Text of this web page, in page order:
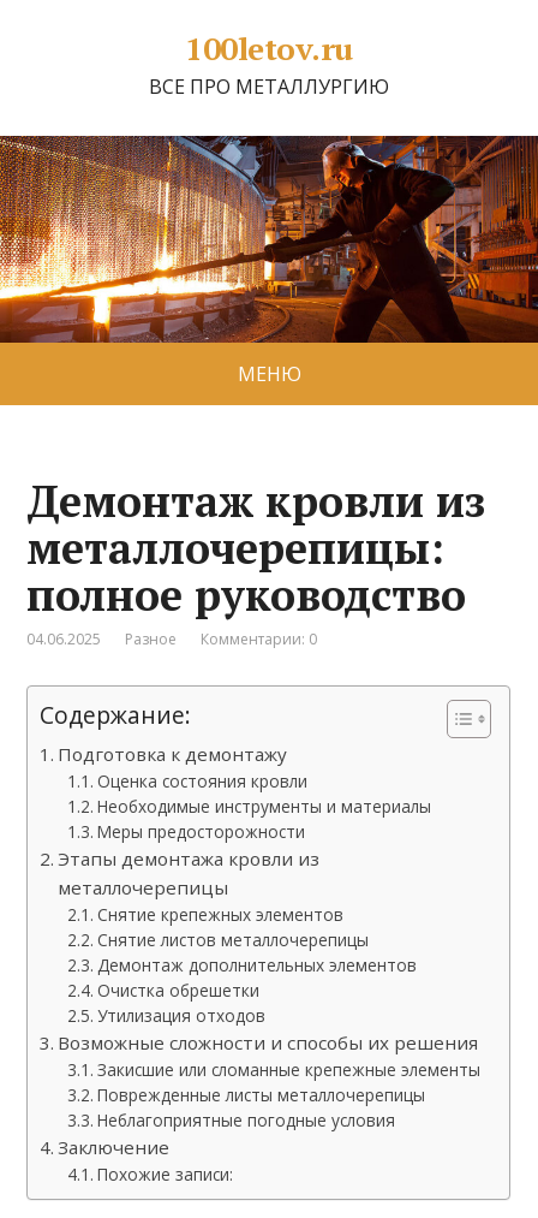
100letov.ru
ВСЕ ПРО МЕТАЛЛУРГИЮ
МЕНЮ
Демонтаж кровли из
металлочерепицы:
полное руководство
04.06.2025 Разное Комментарии: 0
Содержание:
Подготовка к демонтажу
Оценка состояния кровли
Необходимые инструменты и материалы
Меры предосторожности
Этапы демонтажа кровли из
металлочерепицы
Снятие крепежных элементов
Снятие листов металлочерепицы
Демонтаж дополнительных элементов
Очистка обрешетки
Утилизация отходов
Возможные сложности и способы их решения
Закисшие или сломанные крепежные элементы
Поврежденные листы металлочерепицы
Неблагоприятные погодные условия
Заключение
Похожие записи: